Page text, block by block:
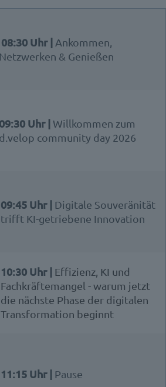
08:30 Uhr | Ankommen,
Netzwerken & Genießen
09:30 Uhr |Willkommen zum
d.velop community day 2026
09:45 Uhr | Digitale Souveränität
trifft KI-getriebene Innovation
10:30 Uhr | Effizienz, KI und
Fachkräftemangel - warum jetzt
die nächste Phase der digitalen
Transformation beginnt
11:15 Uhr | Pause